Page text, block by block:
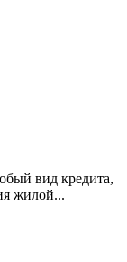
вид кредита,
жилой...